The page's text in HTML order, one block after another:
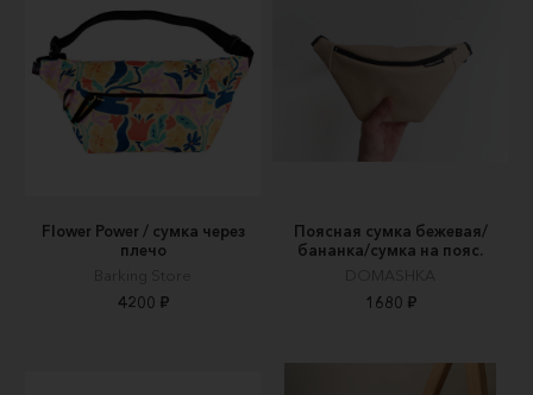
Flower Power / сумка через
плечо
Barking Store
4200 ₽
Поясная сумка бежевая/
бананка/сумка на пояс.
DOMASHKA
1680 ₽